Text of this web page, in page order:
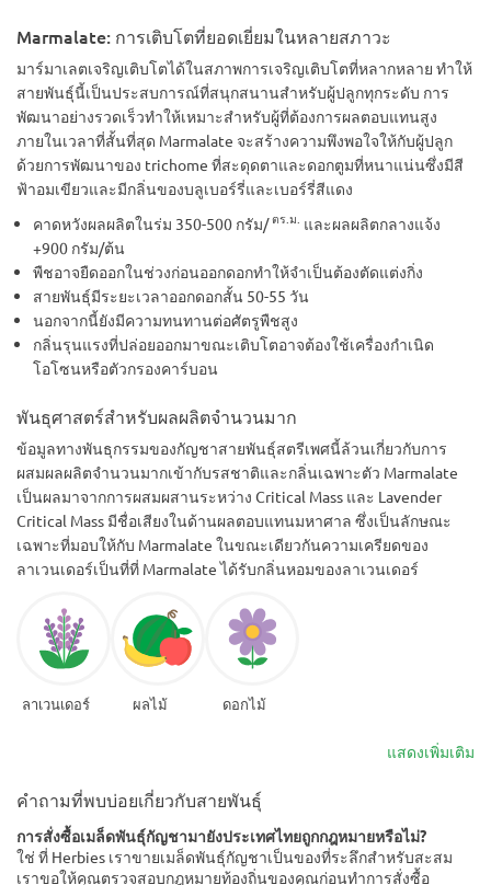
Marmalate: การเติบโตที่ยอดเยี่ยมในหลายสภาวะ
มาร์มาเลตเจริญเติบโตได้ในสภาพการเจริญเติบโตที่หลากหลาย ทำให้
สายพันธุ์นี้เป็นประสบการณ์ที่สนุกสนานสำหรับผู้ปลูกทุกระดับ การ
พัฒนาอย่างรวดเร็วทำให้เหมาะสำหรับผู้ที่ต้องการผลตอบแทนสูง
ภายในเวลาที่สั้นที่สุด Marmalate จะสร้างความพึงพอใจให้กับผู้ปลูก
ด้วยการพัฒนาของ trichome ที่สะดุดตาและดอกตูมที่หนาแน่นซึ่งมีสี
ฟ้าอมเขียวและมีกลิ่นของบลูเบอร์รี่และเบอร์รี่สีแดง
คาดหวังผลผลิตในร่ม 350-500 กรัม/ตร.ม. และผลผลิตกลางแจ้ง
+900 กรัม/ต้น
พืชอาจยืดออกในช่วงก่อนออกดอกทำให้จำเป็นต้องตัดแต่งกิ่ง
สายพันธุ์มีระยะเวลาออกดอกสั้น 50-55 วัน
นอกจากนี้ยังมีความทนทานต่อศัตรูพืชสูง
กลิ่นรุนแรงที่ปล่อยออกมาขณะเติบโตอาจต้องใช้เครื่องกำเนิด
โอโซนหรือตัวกรองคาร์บอน
พันธุศาสตร์สำหรับผลผลิตจำนวนมาก
ข้อมูลทางพันธุกรรมของกัญชาสายพันธุ์สตรีเพศนี้ล้วนเกี่ยวกับการ
ผสมผลผลิตจำนวนมากเข้ากับรสชาติและกลิ่นเฉพาะตัว Marmalate
เป็นผลมาจากการผสมผสานระหว่าง Critical Mass และ Lavender
Critical Mass มีชื่อเสียงในด้านผลตอบแทนมหาศาล ซึ่งเป็นลักษณะ
เฉพาะที่มอบให้กับ Marmalate ในขณะเดียวกันความเครียดของ
ลาเวนเดอร์เป็นที่ที่ Marmalate ได้รับกลิ่นหอมของลาเวนเดอร์
ลาเวนเดอร์ ผลไม้ ดอกไม้
แสดงเพิ่มเติม
คำถามที่พบบ่อยเกี่ยวกับสายพันธุ์
การสั่งซื้อเมล็ดพันธุ์กัญชามายังประเทศไทยถูกกฎหมายหรือไม่?
ใช่ ที่ Herbies เราขายเมล็ดพันธุ์กัญชาเป็นของที่ระลึกสำหรับสะสม
เราขอให้คุณตรวจสอบกฎหมายท้องถิ่นของคุณก่อนทำการสั่งซื้อ